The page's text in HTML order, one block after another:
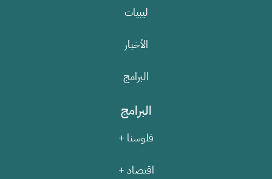
ليبيات
الأخبار
البرامج
البرامج
فلوسنا +
اقتصاد +